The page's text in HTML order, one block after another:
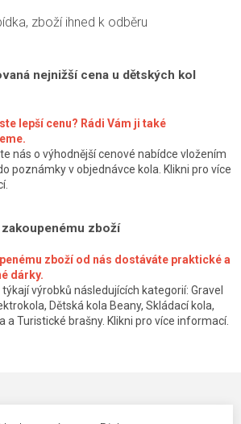
zboží ihned k odběru
nejnižší cena u dětských kol
lepší cenu? Rádi Vám ji také
nás o výhodnější cenové nabídce vložením
poznámky v objednávce kola. Klikni pro více
zakoupenému zboží
zboží od nás dostáváte praktické a
dárky.
týkají výrobků následujících kategorií: Gravel
Dětská kola Beany, Skládací kola,
a Turistické brašny. Klikni pro více informací.